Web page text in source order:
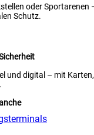
oder Sportarenen
Schutz.
und digital – mit